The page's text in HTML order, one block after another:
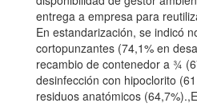
entrega a empresa para
En estandarización, se indicó
cortopunzantes (74,1% en
recambio de contenedor a ¾
desinfección con hipoclorito
residuos anatómicos